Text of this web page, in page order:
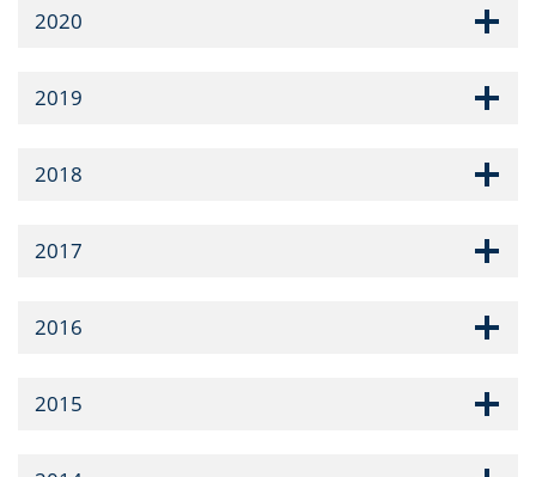
2020
2019
2018
2017
2016
2015